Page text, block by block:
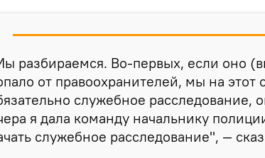
разбираемся. Во-первых, если оно
от правоохранителей, мы на этот
служебное расследование,
я дала команду начальнику
служебное расследование", —